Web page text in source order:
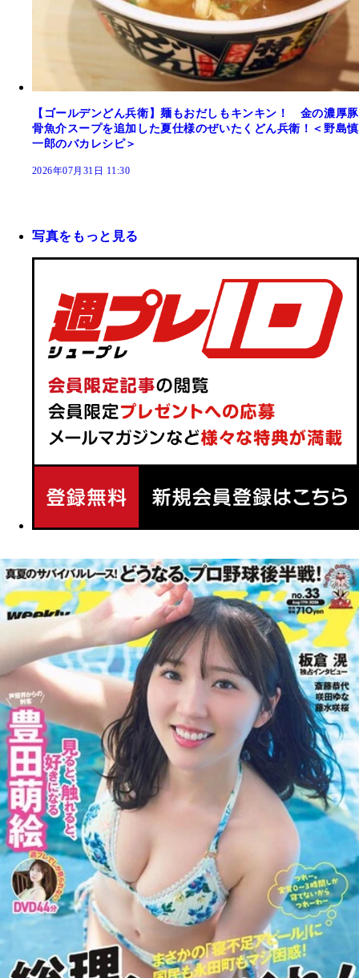
【ゴールデンどん兵衛】麺もおだしもキンキン！ 金の濃厚豚
骨魚介スープを追加した夏仕様のぜいたくどん兵衛！＜野島慎
一郎のバカレシピ＞
2026年07月31日 11:30
写真をもっと見る